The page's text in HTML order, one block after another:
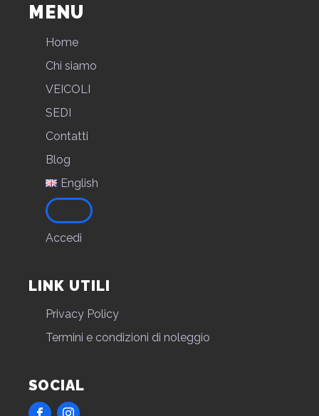
MENU
Home
Chi siamo
VEICOLI
SEDI
Contatti
Blog
English
Accedi
LINK UTILI
Privacy Policy
Termini e condizioni di noleggio
SOCIAL